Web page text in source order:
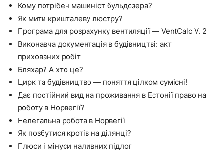
Кому потрібен машиніст бульдозера?
Як мити кришталеву люстру?
Програма для розрахунку вентиляції — VentCalc V. 2
Виконавча документація в будівництві: акт
прихованих робіт
Бляхар? А хто це?
Цирк та будівництво — поняття цілком сумісні!
Дає постійний вид на проживання в Естонії право на
роботу в Норвегії?
Нелегальна робота в Норвегії
Як позбутися кротів на ділянці?
Плюси і мінуси наливних підлог